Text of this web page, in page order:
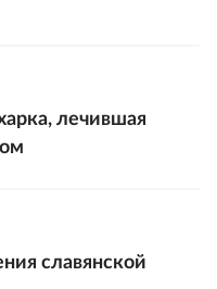
лечившая
славянской